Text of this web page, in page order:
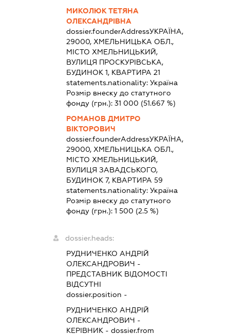
МИКОЛЮК ТЕТЯНА
ОЛЕКСАНДРІВНА
dossier.founderAddressУКРАЇНА,
29000, ХМЕЛЬНИЦЬКА ОБЛ.,
МІСТО ХМЕЛЬНИЦЬКИЙ,
ВУЛИЦЯ ПРОСКУРІВСЬКА,
БУДИНОК 1, КВАРТИРА 21
statements.nationality:Україна
Розмір внеску до статутного
фонду (грн.):31 000 (51.667 %)
РОМАНОВ ДМИТРО
ВІКТОРОВИЧ
dossier.founderAddressУКРАЇНА,
29000, ХМЕЛЬНИЦЬКА ОБЛ.,
МІСТО ХМЕЛЬНИЦЬКИЙ,
ВУЛИЦЯ ЗАВАДСЬКОГО,
БУДИНОК 7, КВАРТИРА 59
statements.nationality:Україна
Розмір внеску до статутного
фонду (грн.):1 500 (2.5 %)
dossier.heads:
РУДНИЧЕНКО АНДРІЙ
ОЛЕКСАНДРОВИЧ -
ПРЕДСТАВНИК ВІДОМОСТІ
ВІДСУТНІ
dossier.position -
РУДНИЧЕНКО АНДРІЙ
ОЛЕКСАНДРОВИЧ -
КЕРІВНИК - dossier.from